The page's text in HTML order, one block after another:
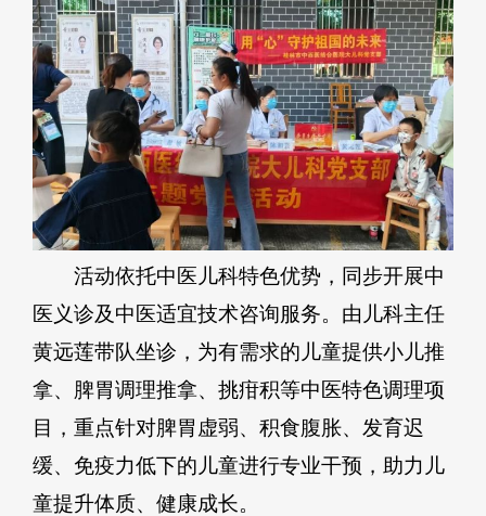
活动依托中医儿科特色优势，同步开展中
医义诊及中医适宜技术咨询服务。由儿科主任
黄远莲带队坐诊，为有需求的儿童提供小儿推
拿、脾胃调理推拿、挑疳积等中医特色调理项
目，重点针对脾胃虚弱、积食腹胀、发育迟
缓、免疫力低下的儿童进行专业干预，助力儿
童提升体质、健康成长。